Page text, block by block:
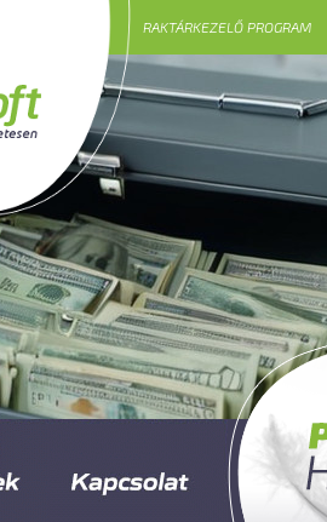
RAKTÁRKEZELŐ PROGRAM